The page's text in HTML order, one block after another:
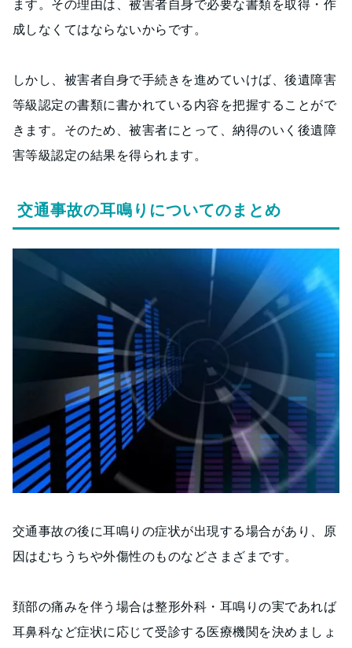
ます。その理由は、被害者自身で必要な書類を取得・作
成しなくてはならないからです。
しかし、被害者自身で手続きを進めていけば、後遺障害
等級認定の書類に書かれている内容を把握することがで
きます。そのため、被害者にとって、納得のいく後遺障
害等級認定の結果を得られます。
交通事故の耳鳴りについてのまとめ
交通事故の後に耳鳴りの症状が出現する場合があり、原
因はむちうちや外傷性のものなどさまざまです。
頚部の痛みを伴う場合は整形外科・耳鳴りの実であれば
耳鼻科など症状に応じて受診する医療機関を決めましょ